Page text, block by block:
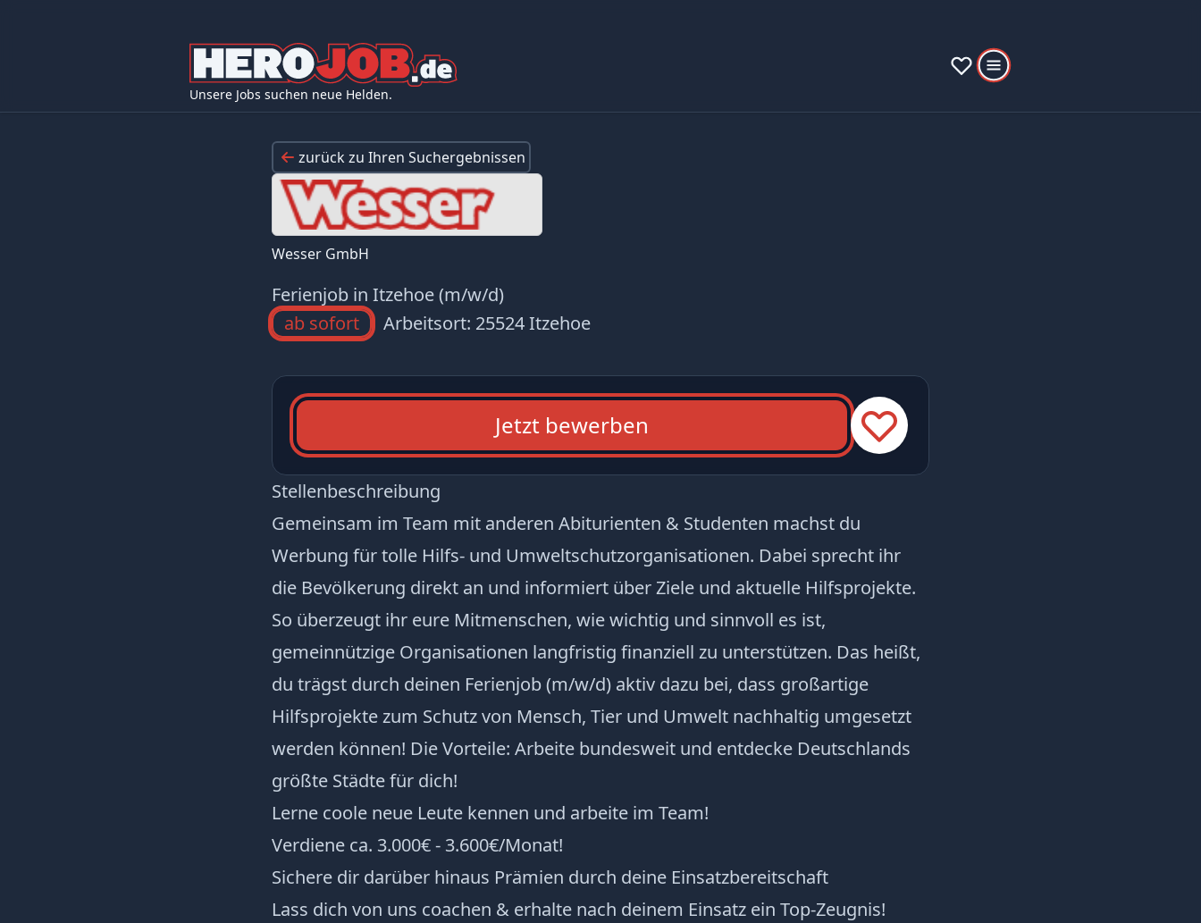
Unsere Jobs suchen neue Helden.
zurück zu Ihren Suchergebnissen
Wesser GmbH
Ferienjob in Itzehoe (m/w/d)
ab sofort
Arbeitsort: 25524 Itzehoe
Jetzt bewerben
Stellenbeschreibung
Gemeinsam im Team mit anderen Abiturienten & Studenten machst du
Werbung für tolle Hilfs- und Umweltschutzorganisationen. Dabei sprecht ihr
die Bevölkerung direkt an und informiert über Ziele und aktuelle Hilfsprojekte.
So überzeugt ihr eure Mitmenschen, wie wichtig und sinnvoll es ist,
gemeinnützige Organisationen langfristig finanziell zu unterstützen. Das heißt,
du trägst durch deinen Ferienjob (m/w/d) aktiv dazu bei, dass großartige
Hilfsprojekte zum Schutz von Mensch, Tier und Umwelt nachhaltig umgesetzt
werden können! Die Vorteile: Arbeite bundesweit und entdecke Deutschlands
größte Städte für dich!
Lerne coole neue Leute kennen und arbeite im Team!
Verdiene ca. 3.000€ - 3.600€/Monat!
Sichere dir darüber hinaus Prämien durch deine Einsatzbereitschaft
Lass dich von uns coachen & erhalte nach deinem Einsatz ein Top-Zeugnis!